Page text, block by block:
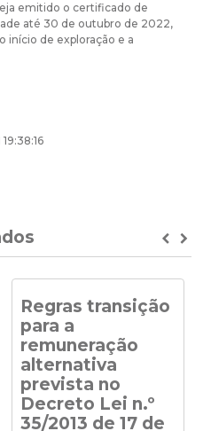
emitido o certificado de
até 30 de outubro de 2022,
início de exploração e a
Regras transição
para a
remuneração
alternativa
prevista no
Decreto Lei n.º
35/2013 de 17 de